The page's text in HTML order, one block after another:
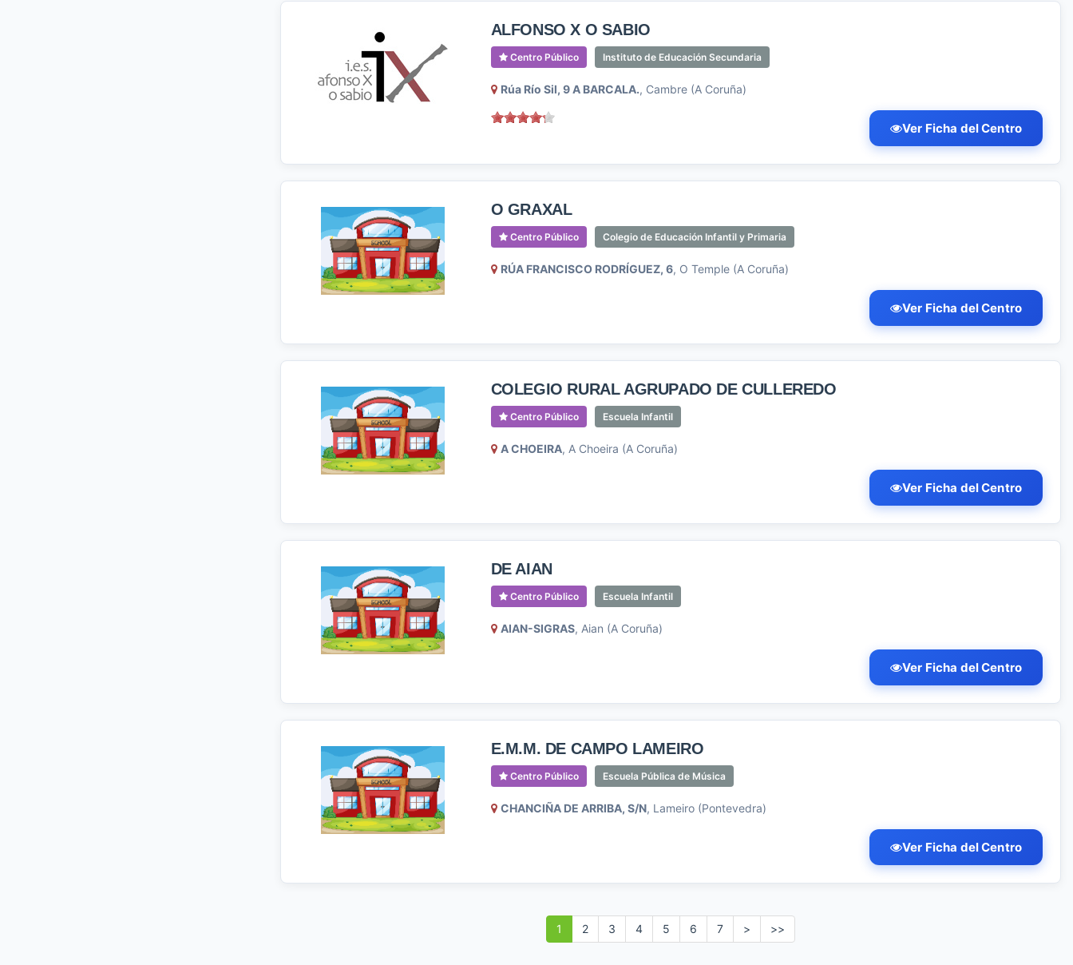
ALFONSO X O SABIO
Centro Público Instituto de Educación Secundaria
Rúa Río Sil, 9 A BARCALA., Cambre (A Coruña)
Ver Ficha del Centro
O GRAXAL
Centro Público Colegio de Educación Infantil y Primaria
RÚA FRANCISCO RODRÍGUEZ, 6, O Temple (A Coruña)
Ver Ficha del Centro
COLEGIO RURAL AGRUPADO DE CULLEREDO
Centro Público Escuela Infantil
A CHOEIRA, A Choeira (A Coruña)
Ver Ficha del Centro
DE AIAN
Centro Público Escuela Infantil
AIAN-SIGRAS, Aian (A Coruña)
Ver Ficha del Centro
E.M.M. DE CAMPO LAMEIRO
Centro Público Escuela Pública de Música
CHANCIÑA DE ARRIBA, S/N, Lameiro (Pontevedra)
Ver Ficha del Centro
1 2 3 4 5 6 7 > >>